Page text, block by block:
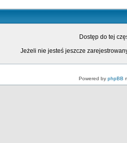
Dostęp do tej
Jeżeli nie jesteś jeszcze
Powered by phpBB